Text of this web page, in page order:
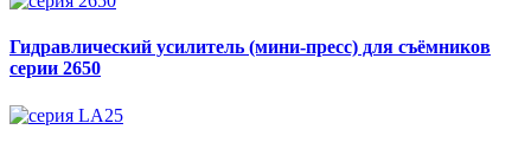
Гидравлический усилитель (мини-пресс) для съёмников
серии 2650